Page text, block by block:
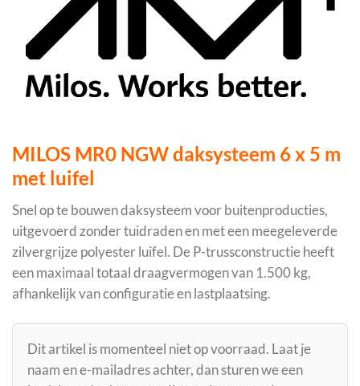
MILOS MR0 NGW daksysteem 6 x 5 m
met luifel
Snel op te bouwen daksysteem voor buitenproducties,
uitgevoerd zonder tuidraden en met een meegeleverde
zilvergrijze polyester luifel. De P-trussconstructie heeft
een maximaal totaal draagvermogen van 1.500 kg,
afhankelijk van configuratie en lastplaatsing.
Dit artikel is momenteel niet op voorraad. Laat je
naam en e-mailadres achter, dan sturen we een